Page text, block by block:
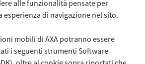
alle funzionalità pensate per
esperienza di navigazione nel sito.
mobili di AXA potranno essere
i seguenti strumenti Software